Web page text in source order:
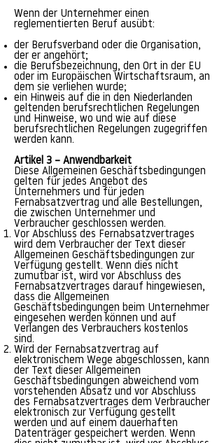
Wenn der Unternehmer einen
reglementierten Beruf ausübt:
der Berufsverband oder die Organisation,
der er angehört;
die Berufsbezeichnung, den Ort in der EU
oder im Europäischen Wirtschaftsraum, an
dem sie verliehen wurde;
ein Hinweis auf die in den Niederlanden
geltenden berufsrechtlichen Regelungen
und Hinweise, wo und wie auf diese
berufsrechtlichen Regelungen zugegriffen
werden kann.
Artikel 3 – Anwendbarkeit
Diese Allgemeinen Geschäftsbedingungen
gelten für jedes Angebot des
Unternehmers und für jeden
Fernabsatzvertrag und alle Bestellungen,
die zwischen Unternehmer und
Verbraucher geschlossen werden.
Vor Abschluss des Fernabsatzvertrages
wird dem Verbraucher der Text dieser
Allgemeinen Geschäftsbedingungen zur
Verfügung gestellt. Wenn dies nicht
zumutbar ist, wird vor Abschluss des
Fernabsatzvertrages darauf hingewiesen,
dass die Allgemeinen
Geschäftsbedingungen beim Unternehmer
eingesehen werden können und auf
Verlangen des Verbrauchers kostenlos
sind.
Wird der Fernabsatzvertrag auf
elektronischem Wege abgeschlossen, kann
der Text dieser Allgemeinen
Geschäftsbedingungen abweichend vom
vorstehenden Absatz und vor Abschluss
des Fernabsatzvertrages dem Verbraucher
elektronisch zur Verfügung gestellt
werden und auf einem dauerhaften
Datenträger gespeichert werden. Wenn